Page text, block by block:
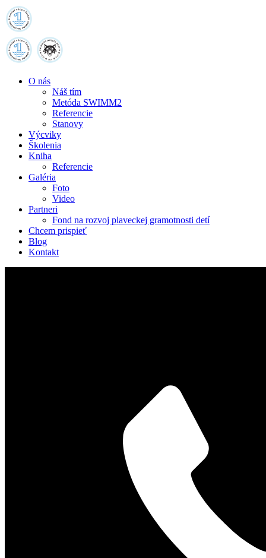
O nás
Náš tím
Metóda SWIMM2
Referencie
Stanovy
Výcviky
Školenia
Kniha
Referencie
Galéria
Foto
Video
Partneri
Fond na rozvoj plaveckej gramotnosti detí
Chcem prispieť
Blog
Kontakt